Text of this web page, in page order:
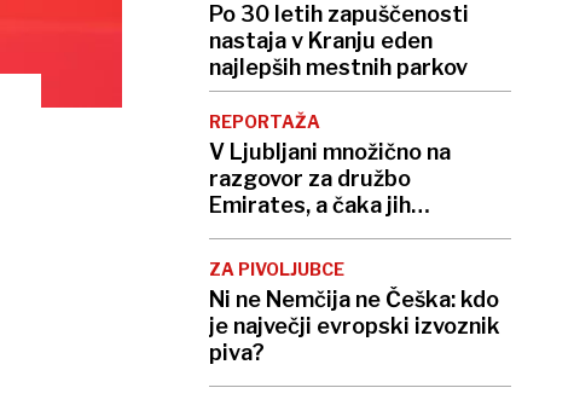
Po 30 letih zapuščenosti
nastaja v Kranju eden
najlepših mestnih parkov
REPORTAŽA
V Ljubljani množično na
razgovor za družbo
Emirates, a čaka jih
zahtevna pot do sanjske
službe
ZA PIVOLJUBCE
Ni ne Nemčija ne Češka: kdo
je največji evropski izvoznik
piva?